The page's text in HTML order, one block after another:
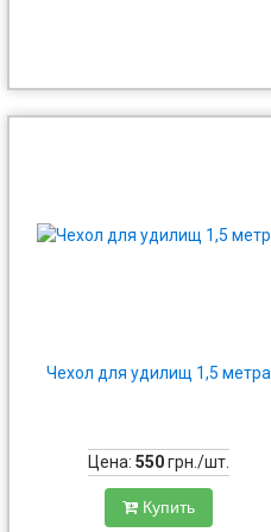
Чехол для удилищ 1,5 метра
Цена: 550грн./шт.
Купить